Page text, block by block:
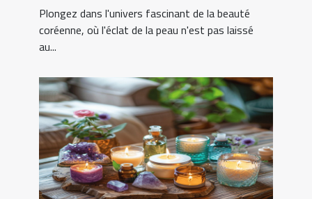
produits innovants pour une peau
parfaite
Plongez dans l'univers fascinant de la beauté
coréenne, où l'éclat de la peau n'est pas laissé
au...